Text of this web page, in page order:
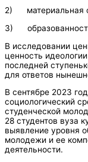
2) материальная
3)
В исследовании
ценность
последней
для ответов
В сентябре 2023
социологический
студенческой
28 студентов вуза
выявление уровня
молодежи и ее
деятельности.